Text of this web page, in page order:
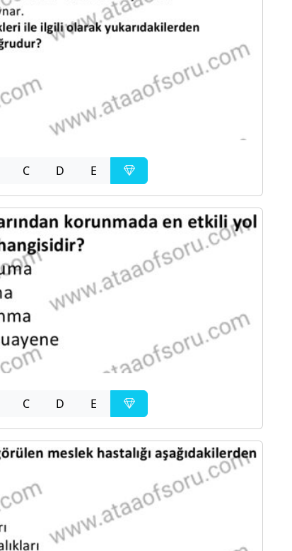
C D E
C D E